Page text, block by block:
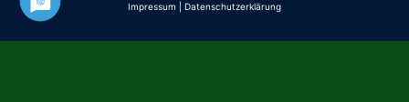
Impressum Datenschutzerklärung